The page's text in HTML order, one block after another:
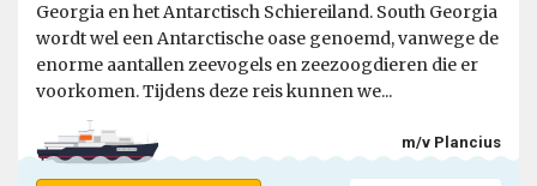
Georgia en het Antarctisch Schiereiland. South Georgia
wordt wel een Antarctische oase genoemd, vanwege de
enorme aantallen zeevogels en zeezoogdieren die er
voorkomen. Tijdens deze reis kunnen we...
m/v Plancius